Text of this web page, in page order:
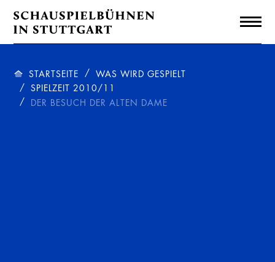
STARTSEITE
WAS WIRD GESPIELT
SPIELZEIT 2010/11
DER BESUCH DER ALTEN DAME